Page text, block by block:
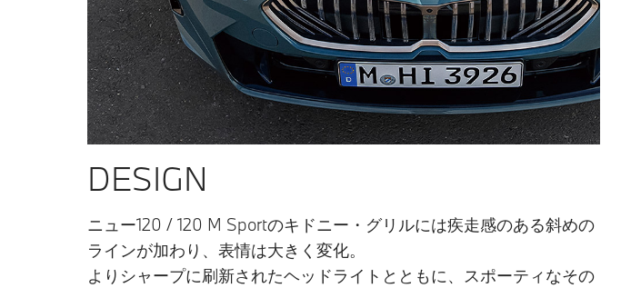
DESIGN
ニュー120 / 120 M Sportのキドニー・グリルには疾走感のある斜めの
ラインが加わり、表情は大きく変化。
よりシャープに刷新されたヘッドライトとともに、スポーティなその